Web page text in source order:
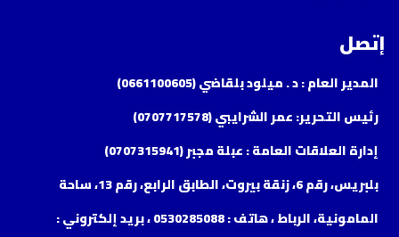
إتصل
المدير العام : د . ميلود بلقاضي (0661100605)
رئيس التحرير: عمر الشرايبي (0707717578)
إدارة العلاقات العامة : عبلة مجبر (0707315941)
بلبريس، رقم 6، زنقة بيروت، الطابق الرابع، رقم 13، ساحة
المامونية، الرباط ، هاتف : 0530285088 ، بريد إلكتروني :